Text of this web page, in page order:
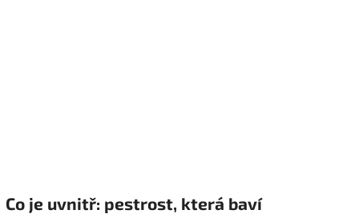
Co je uvnitř: pestrost, která baví